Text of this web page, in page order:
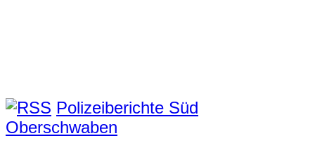
Polizeiberichte Süd
Oberschwaben